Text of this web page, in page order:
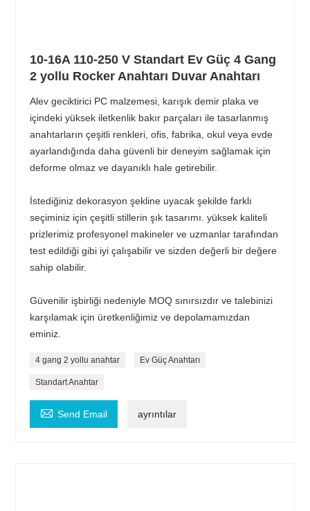
10-16A 110-250 V Standart Ev Güç 4 Gang
2 yollu Rocker Anahtarı Duvar Anahtarı
Alev geciktirici PC malzemesi, karışık demir plaka ve
içindeki yüksek iletkenlik bakır parçaları ile tasarlanmış
anahtarların çeşitli renkleri, ofis, fabrika, okul veya evde
ayarlandığında daha güvenli bir deneyim sağlamak için
deforme olmaz ve dayanıklı hale getirebilir.
İstediğiniz dekorasyon şekline uyacak şekilde farklı
seçiminiz için çeşitli stillerin şık tasarımı. yüksek kaliteli
prizlerimiz profesyonel makineler ve uzmanlar tarafından
test edildiği gibi iyi çalışabilir ve sizden değerli bir değere
sahip olabilir.
Güvenilir işbirliği nedeniyle MOQ sınırsızdır ve talebinizi
karşılamak için üretkenliğimiz ve depolamamızdan
eminiz.
4 gang 2 yollu anahtar Ev Güç Anahtarı
Standart Anahtar
 Send Email ayrıntılar